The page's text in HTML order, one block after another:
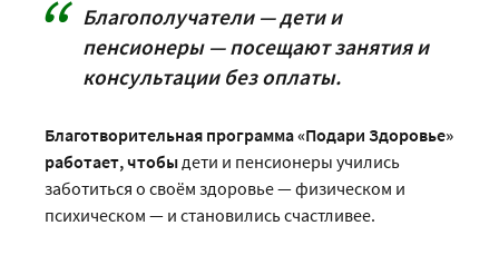
Благополучатели — дети и
пенсионеры — посещают занятия и
консультации без оплаты.
Благотворительная программа «Подари Здоровье»
работает, чтобы дети и пенсионеры учились
заботиться о своём здоровье — физическом и
психическом — и становились счастливее.